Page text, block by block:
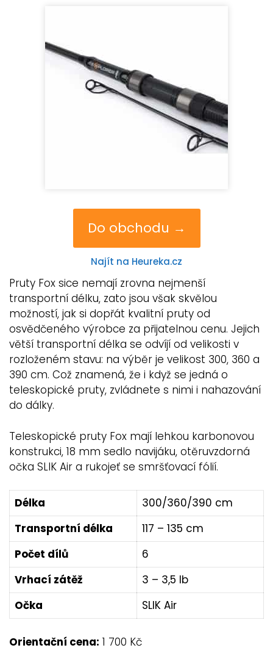
Do obchodu →
Najít na Heureka.cz
Pruty Fox sice nemají zrovna nejmenší
transportní délku, zato jsou však skvělou
možností, jak si dopřát kvalitní pruty od
osvědčeného výrobce za přijatelnou cenu. Jejich
větší transportní délka se odvíjí od velikosti v
rozloženém stavu: na výběr je velikost 300, 360 a
390 cm. Což znamená, že i když se jedná o
teleskopické pruty, zvládnete s nimi i nahazování
do dálky.
Teleskopické pruty Fox mají lehkou karbonovou
konstrukci, 18 mm sedlo navijáku, otěruvzdorná
očka SLIK Air a rukojeť se smršťovací fólií.
Délka
300/360/390 cm
Transportní délka
117 – 135 cm
Počet dílů
6
Vrhací zátěž
3 – 3,5 lb
Očka
SLIK Air
Orientační cena: 1 700 Kč